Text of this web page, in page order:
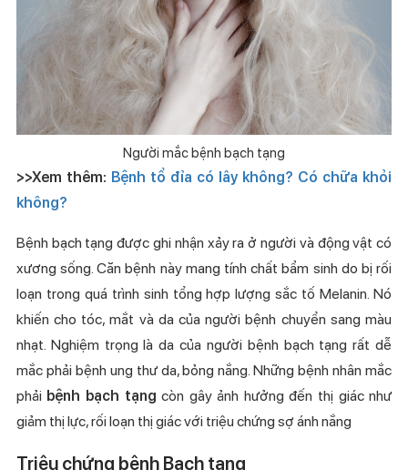
Người mắc bệnh bạch tạng
>>Xem thêm: Bệnh tổ đỉa có lây không? Có chữa khỏi
không?
Bệnh bạch tạng được ghi nhận xảy ra ở người và động vật có
xương sống. Căn bệnh này mang tính chất bẩm sinh do bị rối
loạn trong quá trình sinh tổng hợp lượng sắc tố Melanin. Nó
khiến cho tóc, mắt và da của người bệnh chuyển sang màu
nhạt. Nghiệm trọng là da của người bệnh bạch tạng rất dễ
mắc phải bệnh ung thư da, bỏng nắng. Những bệnh nhân mắc
phải bệnh bạch tạng còn gây ảnh hưởng đến thị giác như
giảm thị lực, rối loạn thị giác với triệu chứng sợ ánh nắng
Triệu chứng bệnh Bạch tạng